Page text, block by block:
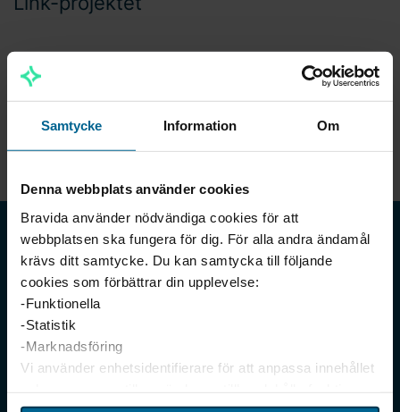
Samtycke Information Om
Denna webbplats använder cookies
Bravida använder nödvändiga cookies för att
webbplatsen ska fungera för dig. För alla andra ändamål
krävs ditt samtycke. Du kan samtycka till följande
cookies som förbättrar din upplevelse:
-Funktionella
-Statistik
-Marknadsföring
Vi använder enhetsidentifierare för att anpassa innehållet
Meny